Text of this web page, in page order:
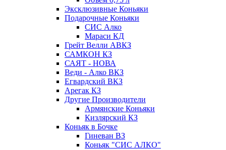
Эксклюзивные Коньяки
Подарочные Коньяки
СИС Алко
Мараси КД
Грейт Велли АВКЗ
САМКОН КЗ
САЯТ - НОВА
Веди - Алко ВКЗ
Егвардский ВКЗ
Арегак КЗ
Другие Производители
Армянские Коньяки
Кизлярский КЗ
Коньяк в Бочке
Гиневан ВЗ
Коньяк "СИС АЛКО"